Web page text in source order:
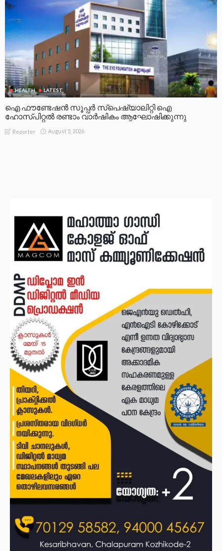
HEALTH LATEST
ഐ ഫൗണ്ടേഷൻ സൂപ്പർ സ്പെഷ്യാലിറ്റി ഐ
ഹോസ്പിറ്റൽ രണ്ടാം വാർഷികം ആഘോഷിക്കുന്നു
Reporter August 5, 2026